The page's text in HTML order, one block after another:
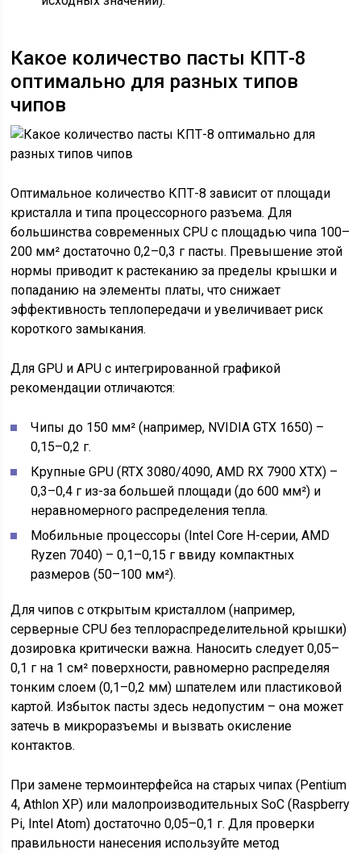
Какое количество пасты КПТ-8
оптимально для разных типов
чипов
Оптимальное количество КПТ-8 зависит от площади
кристалла и типа процессорного разъема. Для
большинства современных CPU с площадью чипа 100–
200 мм² достаточно 0,2–0,3 г пасты. Превышение этой
нормы приводит к растеканию за пределы крышки и
попаданию на элементы платы, что снижает
эффективность теплопередачи и увеличивает риск
короткого замыкания.
Для GPU и APU с интегрированной графикой
рекомендации отличаются:
Чипы до 150 мм² (например, NVIDIA GTX 1650) –
0,15–0,2 г.
Крупные GPU (RTX 3080/4090, AMD RX 7900 XTX) –
0,3–0,4 г из-за большей площади (до 600 мм²) и
неравномерного распределения тепла.
Мобильные процессоры (Intel Core H-серии, AMD
Ryzen 7040) – 0,1–0,15 г ввиду компактных
размеров (50–100 мм²).
Для чипов с открытым кристаллом (например,
серверные CPU без теплораспределительной крышки)
дозировка критически важна. Наносить следует 0,05–
0,1 г на 1 см² поверхности, равномерно распределяя
тонким слоем (0,1–0,2 мм) шпателем или пластиковой
картой. Избыток пасты здесь недопустим – она может
затечь в микроразъемы и вызвать окисление
контактов.
При замене термоинтерфейса на старых чипах (Pentium
4, Athlon XP) или малопроизводительных SoC (Raspberry
Pi, Intel Atom) достаточно 0,05–0,1 г. Для проверки
правильности нанесения используйте метод